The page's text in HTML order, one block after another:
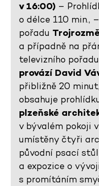
v 16:00) –
o délce 110 min.,
pořadu
a případně na
televizního pořadu
provází David
přibližně 20
obsahuje
plzeňské
v bývalém pokoji
umístěny čtyři
původní psací
a expozice o
s promítáním